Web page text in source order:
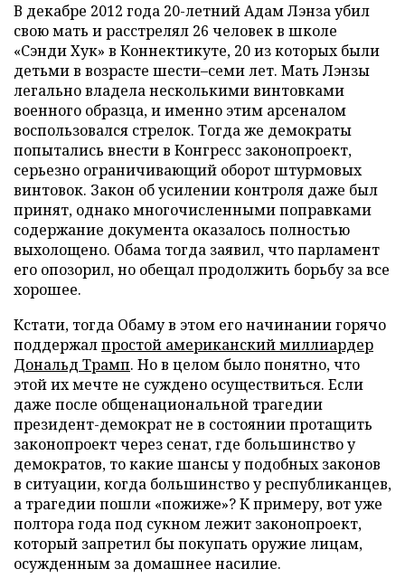
В декабре 2012 года 20-летний Адам Лэнза убил
свою мать и расстрелял 26 человек в школе
«Сэнди Хук» в Коннектикуте, 20 из которых были
детьми в возрасте шести–семи лет. Мать Лэнзы
легально владела несколькими винтовками
военного образца, и именно этим арсеналом
воспользовался стрелок. Тогда же демократы
попытались внести в Конгресс законопроект,
серьезно ограничивающий оборот штурмовых
винтовок. Закон об усилении контроля даже был
принят, однако многочисленными поправками
содержание документа оказалось полностью
выхолощено. Обама тогда заявил, что парламент
его опозорил, но обещал продолжить борьбу за все
хорошее.
Кстати, тогда Обаму в этом его начинании горячо
поддержалпростой американский миллиардер
Дональд Трамп. Но в целом было понятно, что
этой их мечте не суждено осуществиться. Если
даже после общенациональной трагедии
президент-демократ не в состоянии протащить
законопроект через сенат, где большинство у
демократов, то какие шансы у подобных законов
в ситуации, когда большинство у республиканцев,
а трагедии пошли «пожиже»? К примеру, вот уже
полтора года под сукном лежит законопроект,
который запретил бы покупать оружие лицам,
осужденным за домашнее насилие.